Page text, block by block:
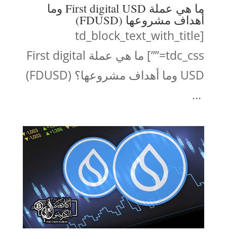
ما هي عملة First digital USD وما
أهداف مشروعها (FDUSD)
[td_block_text_with_title
tdc_css=””] ما هي عملة First digital
USD وما أهداف مشروعها؟ (FDUSD)
...